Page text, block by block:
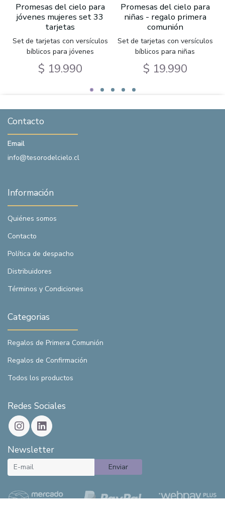
Promesas del cielo para
jóvenes mujeres set 33
tarjetas
Set de tarjetas con versículos
bíblicos para jóvenes
$ 19.990
Promesas del cielo para
niñas - regalo primera
comunión
Set de tarjetas con versículos
bíblicos para niñas
$ 19.990
Contacto
Email
info@tesorodelcielo.cl
Información
Quiénes somos
Contacto
Política de despacho
Distribuidores
Términos y Condiciones
Categorias
Regalos de Primera Comunión
Regalos de Confirmación
Todos los productos
Redes Sociales
Newsletter
Enviar